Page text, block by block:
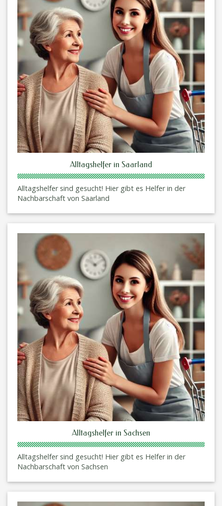
Alltagshelfer in Saarland
Alltagshelfer sind gesucht! Hier gibt es Helfer in der
Nachbarschaft von Saarland
Alltagshelfer in Sachsen
Alltagshelfer sind gesucht! Hier gibt es Helfer in der
Nachbarschaft von Sachsen